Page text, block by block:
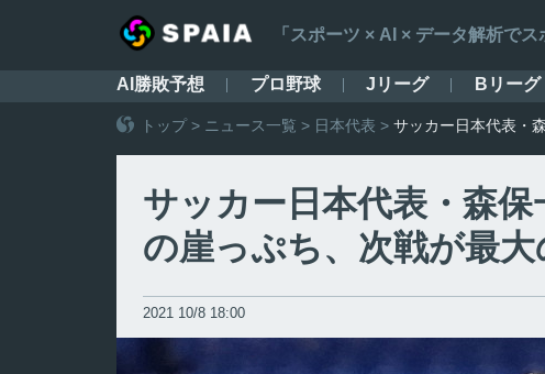
「スポーツ × AI × データ解析でス
AI勝敗予想 プロ野球 Jリーグ Bリーグ
トップ> ニュース一覧 > 日本代表 > サッカー日本代表・
サッカー日本代表・森
の崖っぷち、次戦が最
2021 10/8 18:00